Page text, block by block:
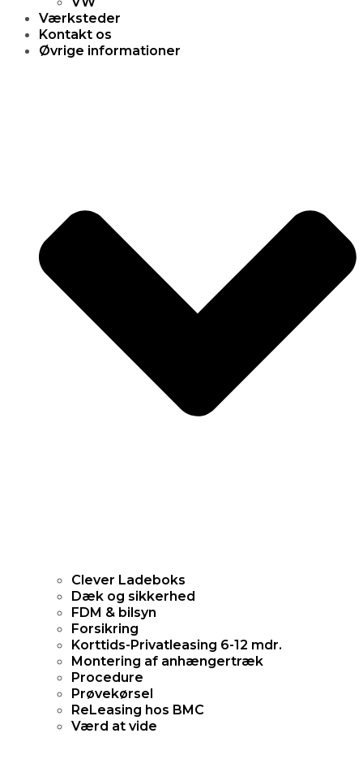
Værksteder
Kontakt os
Øvrige informationer
Clever Ladeboks
Dæk og sikkerhed
FDM & bilsyn
Forsikring
Korttids-Privatleasing 6-12 mdr.
Montering af anhængertræk
Procedure
Prøvekørsel
ReLeasing hos BMC
Værd at vide